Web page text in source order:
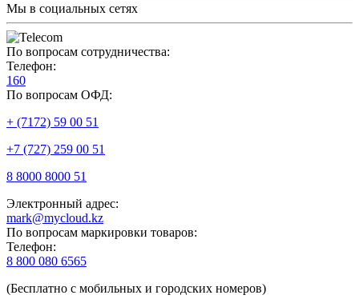
Мы в социальных сетях
По вопросам сотрудничества:
Телефон:
160
По вопросам ОФД:
+ (7172) 59 00 51
+7 (727) 259 00 51
8 8000 8000 51
Электронный адрес:
mark@mycloud.kz
По вопросам маркировки товаров:
Телефон:
8 800 080 6565
(Бесплатно с мобильных и городских номеров)